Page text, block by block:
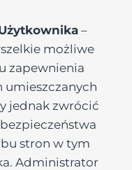
–
możliwe
zapewnienia
umieszczanych
jednak zwrócić
stron w tym
Administrator